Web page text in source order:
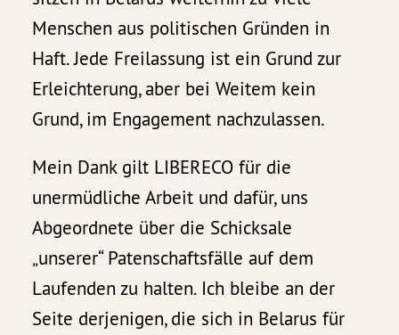
Menschen aus politischen Gründen in
Haft. Jede Freilassung ist ein Grund zur
Erleichterung, aber bei Weitem kein
Grund, im Engagement nachzulassen.
Mein Dank gilt LIBERECO für die
unermüdliche Arbeit und dafür, uns
Abgeordnete über die Schicksale
„unserer“ Patenschaftsfälle auf dem
Laufenden zu halten. Ich bleibe an der
Seite derjenigen, die sich in Belarus für